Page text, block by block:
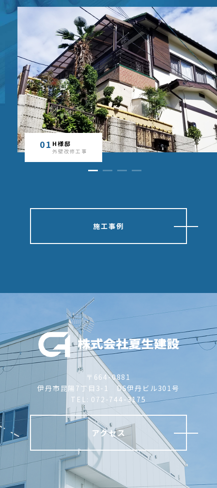
施工事例
01 H様邸
外壁改修工事
02 K様邸
浴室改修工事
03 N様邸
外壁改修工事
04南船場マンション
内装工事
〒664-0881
伊丹市昆陽7丁目3-1 DS伊丹ビル301号
TEL: 072-744-3175
アクセス